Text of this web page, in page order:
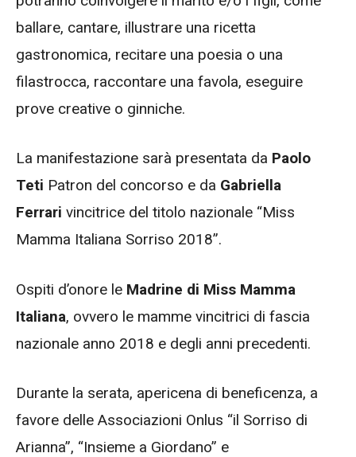
ballare, cantare, illustrare una ricetta
gastronomica, recitare una poesia o una
filastrocca, raccontare una favola, eseguire
prove creative o ginniche.
La manifestazione sarà presentata da Paolo
Teti Patron del concorso e da Gabriella
Ferrari vincitrice del titolo nazionale “Miss
Mamma Italiana Sorriso 2018”.
Ospiti d’onore le Madrine di Miss Mamma
Italiana, ovvero le mamme vincitrici di fascia
nazionale anno 2018 e degli anni precedenti.
Durante la serata, apericena di beneficenza, a
favore delle Associazioni Onlus “il Sorriso di
Arianna”, “Insieme a Giordano” e